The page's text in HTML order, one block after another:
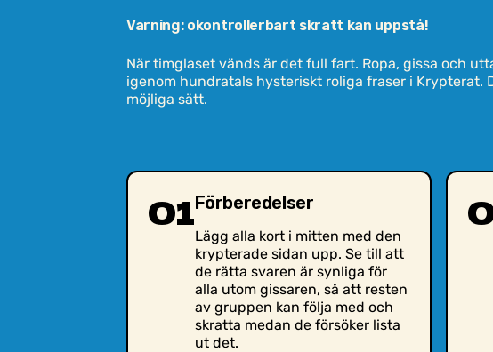
Varning: okontrollerbart skratt kan uppstå!
När timglaset vänds är det full fart. Ropa, gissa och
igenom hundratals hysteriskt roliga fraser i Krypterat.
möjliga sätt.
01Förberedelser
Lägg alla kort i mitten med den
krypterade sidan upp. Se till att
de rätta svaren är synliga för
alla utom gissaren, så att resten
av gruppen kan följa med och
skratta medan de försöker lista
ut det.